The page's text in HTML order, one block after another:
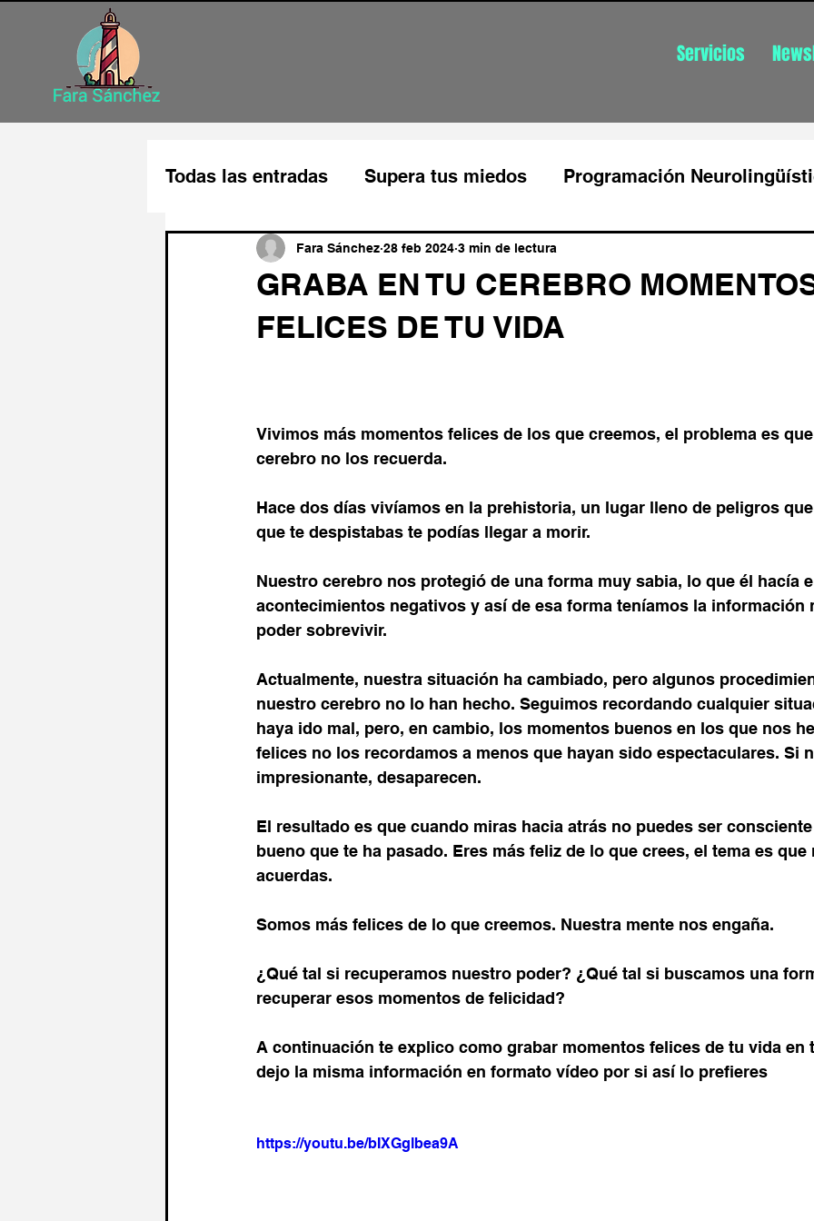
Servicios
Todas las entradas Supera tus miedos Programación
Disfruta de tu trabajo Productividad
Mejora tu autoestima Gestión de estrés
GRABA EN TU CEREBRO
FELICES DE TU VIDA
Fara Sánchez 28 feb 2024 3 min de lectura
Vivimos más momentos felices de los que creemos, el problema es
cerebro no los recuerda.
Hace dos días vivíamos en la prehistoria, un lugar lleno de peligros
que te despistabas te podías llegar a morir.
Nuestro cerebro nos protegió de una forma muy sabia, lo que él hacía
acontecimientos negativos y así de esa forma teníamos la información
poder sobrevivir.
Actualmente, nuestra situación ha cambiado, pero algunos
nuestro cerebro no lo han hecho. Seguimos recordando cualquier
haya ido mal, pero, en cambio, los momentos buenos en los que nos
felices no los recordamos a menos que hayan sido espectaculares. Si
impresionante, desaparecen.
El resultado es que cuando miras hacia atrás no puedes ser
bueno que te ha pasado. Eres más feliz de lo que crees, el tema es
acuerdas.
Somos más felices de lo que creemos. Nuestra mente nos engaña.
¿Qué tal si recuperamos nuestro poder? ¿Qué tal si buscamos una
recuperar esos momentos de felicidad?
A continuación te explico como grabar momentos felices de tu vida en
dejo la misma información en formato vídeo por si así lo prefieres
https://youtu.be/bIXGglbea9A